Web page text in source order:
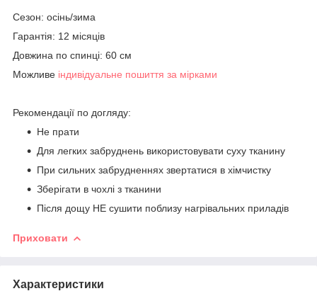
Сезон: осінь/зима
Гарантія: 12 місяців
Довжина по спинці: 60 см
Можливе індивідуальне пошиття за мірками
Рекомендації по догляду:
Не прати
Для легких забруднень використовувати суху тканину
При сильних забрудненнях звертатися в хімчистку
Зберігати в чохлі з тканини
Після дощу НЕ сушити поблизу нагрівальних приладів
Приховати
Характеристики